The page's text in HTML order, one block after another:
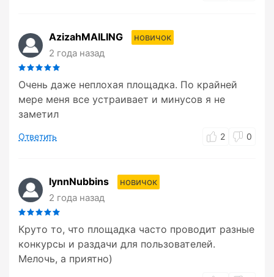
AzizahMAILING
новичок
2 года назад
Очень даже неплохая площадка. По крайней
мере меня все устраивает и минусов я не
заметил
Ответить 2 0
lynnNubbins
новичок
2 года назад
Круто то, что площадка часто проводит разные
конкурсы и раздачи для пользователей.
Мелочь, а приятно)